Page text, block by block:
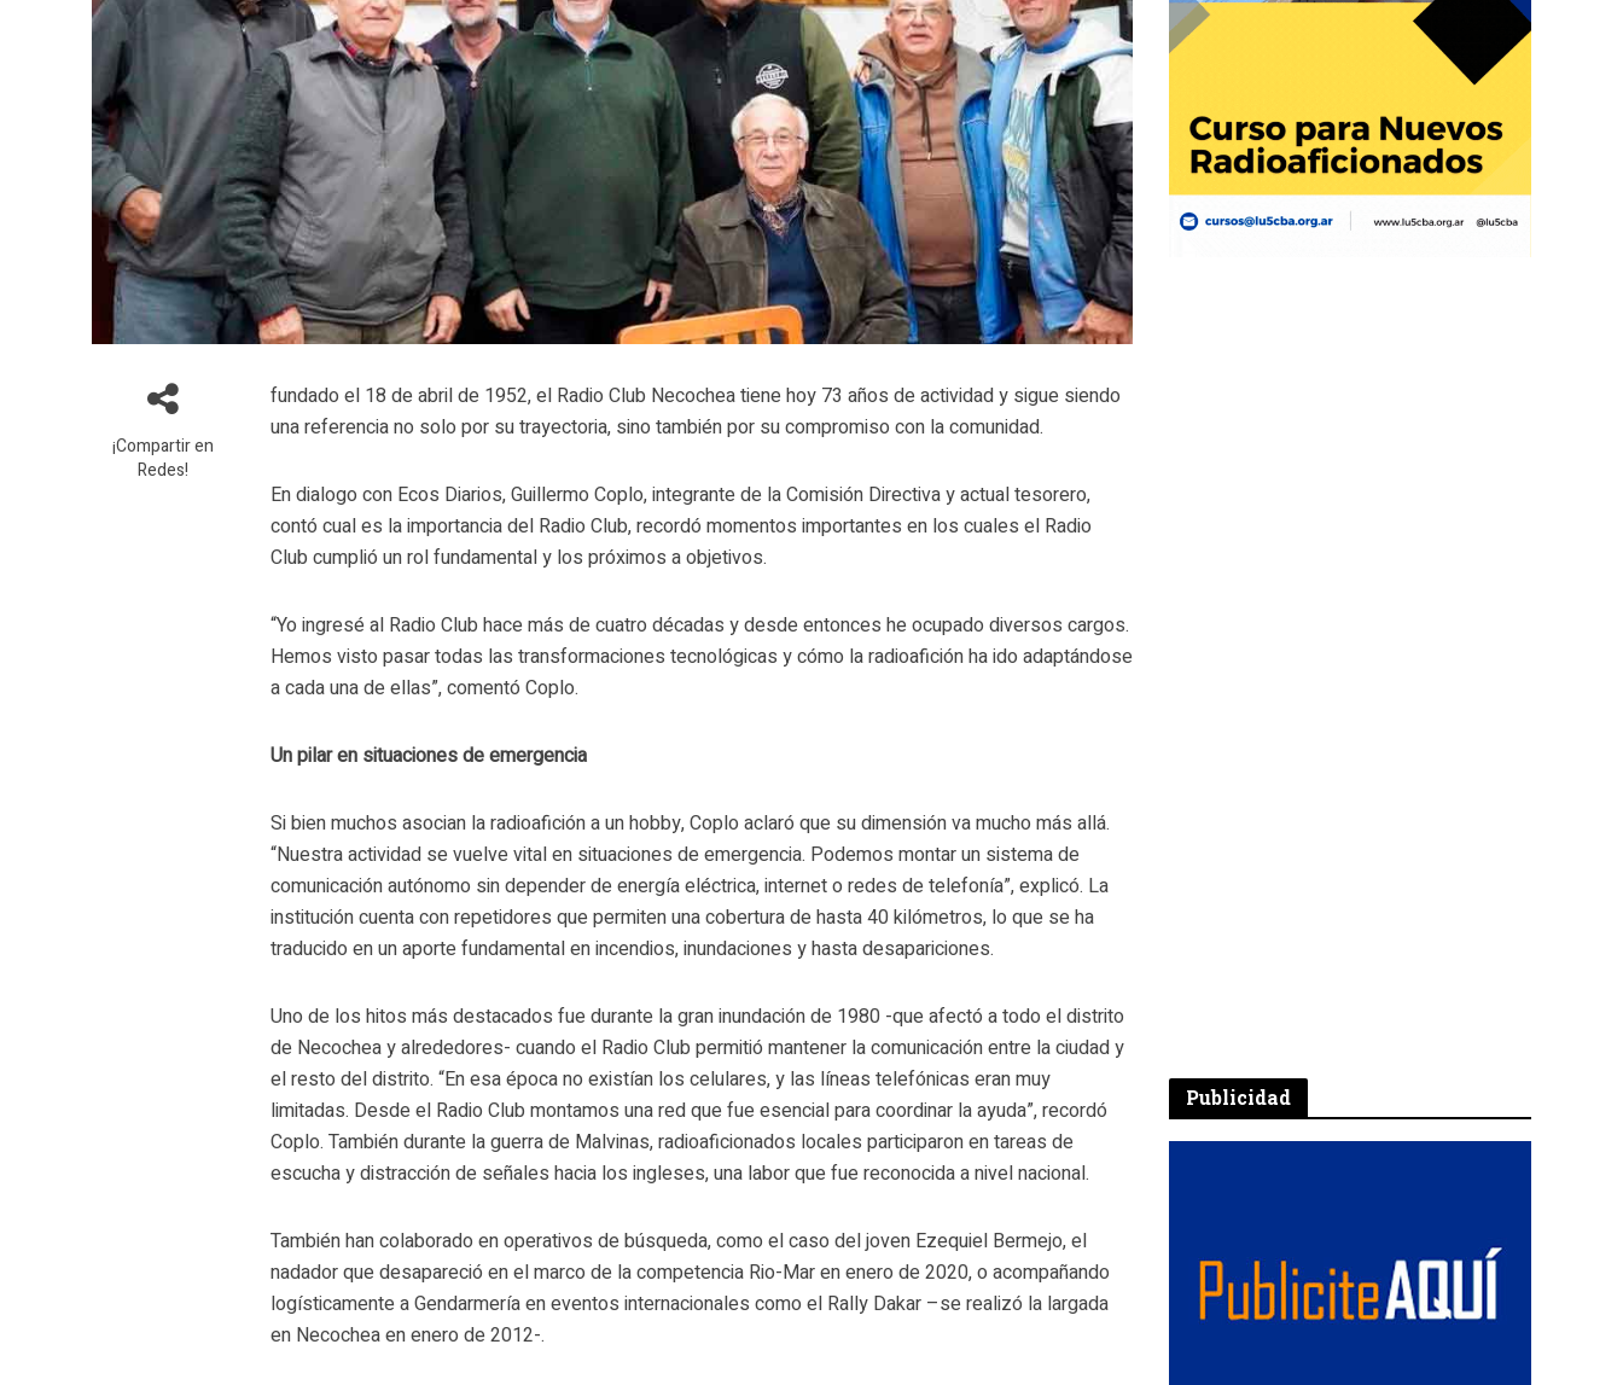
¡Compartir en
Redes!
fundado el 18 de abril de 1952, el Radio Club Necochea tiene hoy 73 años de actividad y sigue siendo
una referencia no solo por su trayectoria, sino también por su compromiso con la comunidad.
En dialogo con Ecos Diarios, Guillermo Coplo, integrante de la Comisión Directiva y actual tesorero,
contó cual es la importancia del Radio Club, recordó momentos importantes en los cuales el Radio
Club cumplió un rol fundamental y los próximos a objetivos.
“Yo ingresé al Radio Club hace más de cuatro décadas y desde entonces he ocupado diversos cargos.
Hemos visto pasar todas las transformaciones tecnológicas y cómo la radioafición ha ido adaptándose
a cada una de ellas”, comentó Coplo.
Un pilar en situaciones de emergencia
Si bien muchos asocian la radioafición a un hobby, Coplo aclaró que su dimensión va mucho más allá.
“Nuestra actividad se vuelve vital en situaciones de emergencia. Podemos montar un sistema de
comunicación autónomo sin depender de energía eléctrica, internet o redes de telefonía”, explicó. La
institución cuenta con repetidores que permiten una cobertura de hasta 40 kilómetros, lo que se ha
traducido en un aporte fundamental en incendios, inundaciones y hasta desapariciones.
Uno de los hitos más destacados fue durante la gran inundación de 1980 -que afectó a todo el distrito
de Necochea y alrededores- cuando el Radio Club permitió mantener la comunicación entre la ciudad y
el resto del distrito. “En esa época no existían los celulares, y las líneas telefónicas eran muy
limitadas. Desde el Radio Club montamos una red que fue esencial para coordinar la ayuda”, recordó
Coplo. También durante la guerra de Malvinas, radioaficionados locales participaron en tareas de
escucha y distracción de señales hacia los ingleses, una labor que fue reconocida a nivel nacional.
También han colaborado en operativos de búsqueda, como el caso del joven Ezequiel Bermejo, el
nadador que desapareció en el marco de la competencia Rio-Mar en enero de 2020, o acompañando
logísticamente a Gendarmería en eventos internacionales como el Rally Dakar –se realizó la largada
en Necochea en enero de 2012-.
Publicidad